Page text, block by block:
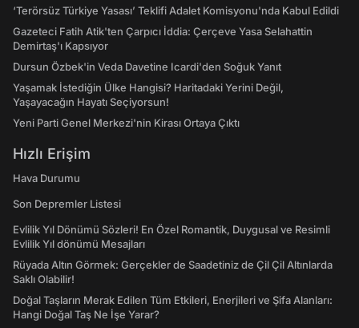
‘Terörsüz Türkiye Yasası’ Teklifi Adalet Komisyonu'nda Kabul Edildi
Gazeteci Fatih Atik'ten Çarpıcı İddia: Çerçeve Yasa Selahattin
Demirtaş'ı Kapsıyor
Dursun Özbek'in Veda Davetine Icardi'den Soğuk Yanıt
Yaşamak İstediğin Ülke Hangisi? Haritadaki Yerini Değil,
Yaşayacağın Hayatı Seçiyorsun!
Yeni Parti Genel Merkezi'nin Kirası Ortaya Çıktı
Hızlı Erişim
Hava Durumu
Son Depremler Listesi
Evlilik Yıl Dönümü Sözleri! En Özel Romantik, Duygusal ve Resimli
Evlilik Yıl dönümü Mesajları
Rüyada Altın Görmek: Gerçekler de Saadetiniz de Çil Çil Altınlarda
Saklı Olabilir!
Doğal Taşların Merak Edilen Tüm Etkileri, Enerjileri ve Şifa Alanları:
Hangi Doğal Taş Ne İşe Yarar?